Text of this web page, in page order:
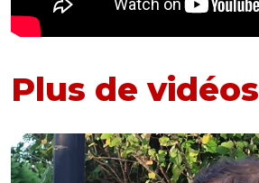
Plus de vidéos